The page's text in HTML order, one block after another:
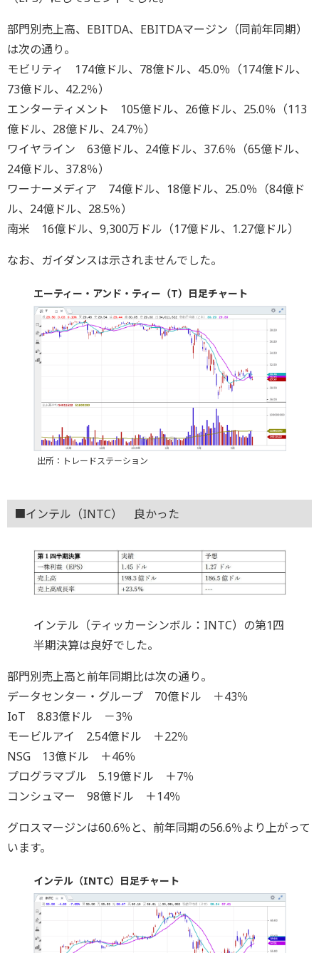
部門別売上高、EBITDA、EBITDAマージン（同前年同期）
は次の通り。
モビリティ 174億ドル、78億ドル、45.0％（174億ドル、
73億ドル、42.2％）
エンターティメント 105億ドル、26億ドル、25.0％（113
億ドル、28億ドル、24.7％）
ワイヤライン 63億ドル、24億ドル、37.6％（65億ドル、
24億ドル、37.8％）
ワーナーメディア 74億ドル、18億ドル、25.0％（84億ド
ル、24億ドル、28.5％）
南米 16億ドル、9,300万ドル（17億ドル、1.27億ドル）
なお、ガイダンスは示されませんでした。
エーティー・アンド・ティー（T）日足チャート
出所：トレードステーション
■インテル（INTC） 良かった
インテル（ティッカーシンボル：INTC）の第1四
半期決算は良好でした。
部門別売上高と前年同期比は次の通り。
データセンター・グループ 70億ドル ＋43％
IoT 8.83億ドル －3％
モービルアイ 2.54億ドル ＋22％
NSG 13億ドル ＋46％
プログラマブル 5.19億ドル ＋7％
コンシュマー 98億ドル ＋14％
グロスマージンは60.6％と、前年同期の56.6％より上がって
います。
インテル（INTC）日足チャート